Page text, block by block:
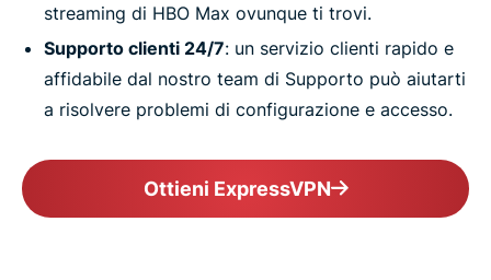
streaming di HBO Max ovunque ti trovi.
Supporto clienti 24/7: un servizio clienti rapido e
affidabile dal nostro team di Supporto può aiutarti
a risolvere problemi di configurazione e accesso.
Ottieni ExpressVPN